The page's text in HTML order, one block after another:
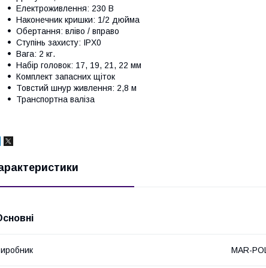
Електроживлення: 230 В
Наконечник кришки: 1/2 дюйма
Обертання: вліво / вправо
Ступінь захисту: IPX0
Вага: 2 кг.
Набір головок: 17, 19, 21, 22 мм
Комплект запасних щіток
Товстий шнур живлення: 2,8 м
Транспортна валіза
MAR-POL